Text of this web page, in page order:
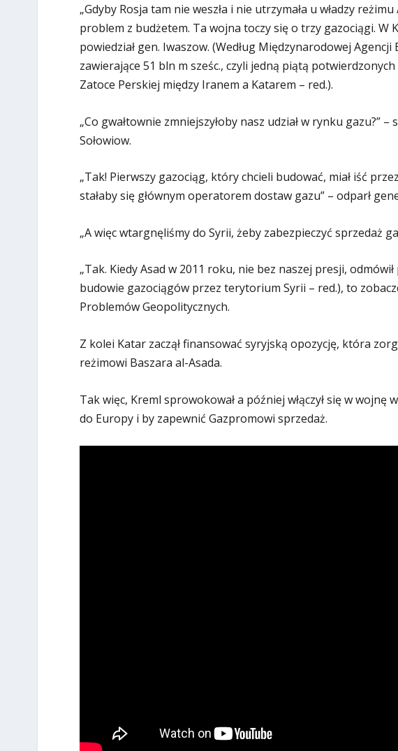
„Gdyby Rosja tam nie weszła i nie utrzymała u władzy
problem z budżetem. Ta wojna toczy się o trzy gazociągi. W
powiedział gen. Iwaszow. (Według Międzynarodowej
zawierające 51 bln m sześc., czyli jedną piątą
Zatoce Perskiej między Iranem a Katarem – red.).
„Co gwałtownie zmniejszyłoby nasz udział w rynku gazu?”
Sołowiow.
„Tak! Pierwszy gazociąg, który chcieli budować, miał iść
stałaby się głównym operatorem dostaw gazu” – odparł
„A więc wtargnęliśmy do Syrii, żeby zabezpieczyć sprzedaż
„Tak. Kiedy Asad w 2011 roku, nie bez naszej presji,
budowie gazociągów przez terytorium Syrii – red.), to
Problemów Geopolitycznych.
Z kolei Katar zaczął finansować syryjską opozycję, która
reżimowi Baszara al-Asada.
Tak więc, Kreml sprowokował a później włączył się w
do Europy i by zapewnić Gazpromowi sprzedaż.